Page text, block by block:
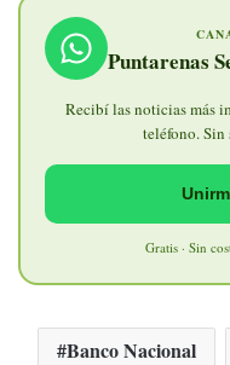
Puntarenas
Recibí las noticias más
teléfono. Sin
Gratis · Sin
Banco Nacional